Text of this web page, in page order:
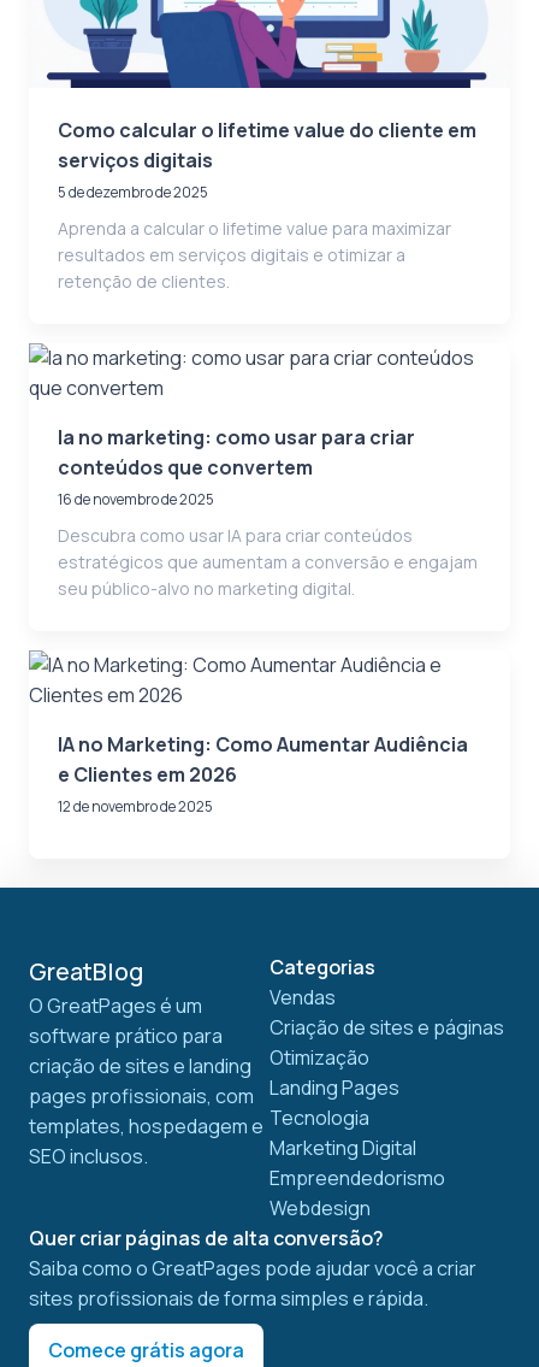
Como calcular o lifetime value do cliente em
serviços digitais
5 de dezembro de 2025
Aprenda a calcular o lifetime value para maximizar
resultados em serviços digitais e otimizar a
retenção de clientes.
Ia no marketing: como usar para criar
conteúdos que convertem
16 de novembro de 2025
Descubra como usar IA para criar conteúdos
estratégicos que aumentam a conversão e engajam
seu público-alvo no marketing digital.
IA no Marketing: Como Aumentar Audiência
e Clientes em 2026
12 de novembro de 2025
GreatBlog
O GreatPages é um
software prático para
criação de sites e landing
pages profissionais, com
templates, hospedagem e
SEO inclusos.
Categorias
Vendas
Criação de sites e páginas
Otimização
Landing Pages
Tecnologia
Marketing Digital
Empreendedorismo
Webdesign
Quer criar páginas de alta conversão?
Saiba como o GreatPages pode ajudar você a criar
sites profissionais de forma simples e rápida.
Comece grátis agora